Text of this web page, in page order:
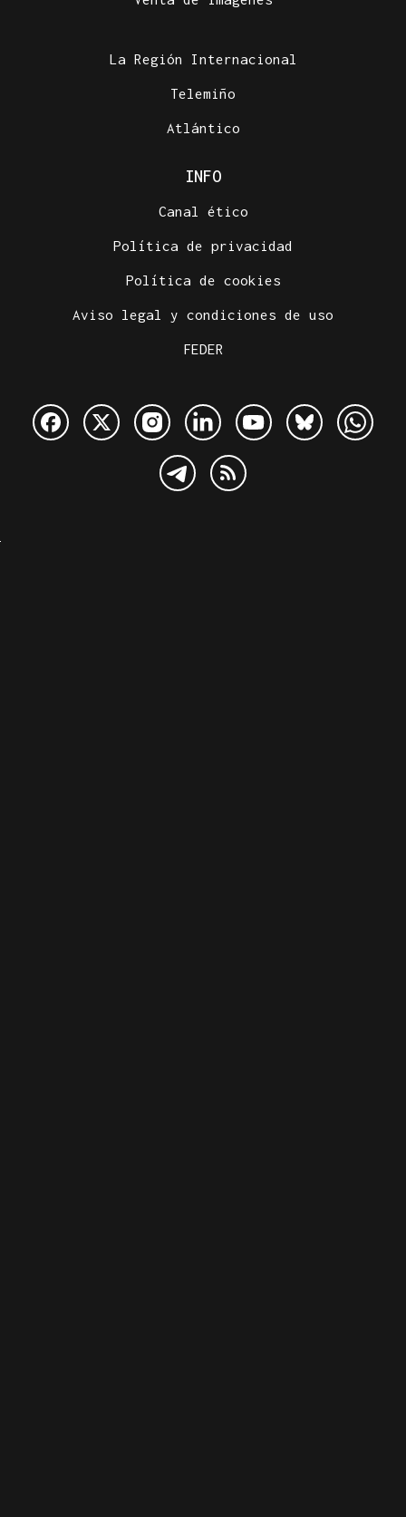
La Región Internacional
Telemiño
Atlántico
INFO
Canal ético
Política de privacidad
Política de cookies
Aviso legal y condiciones de uso
FEDER